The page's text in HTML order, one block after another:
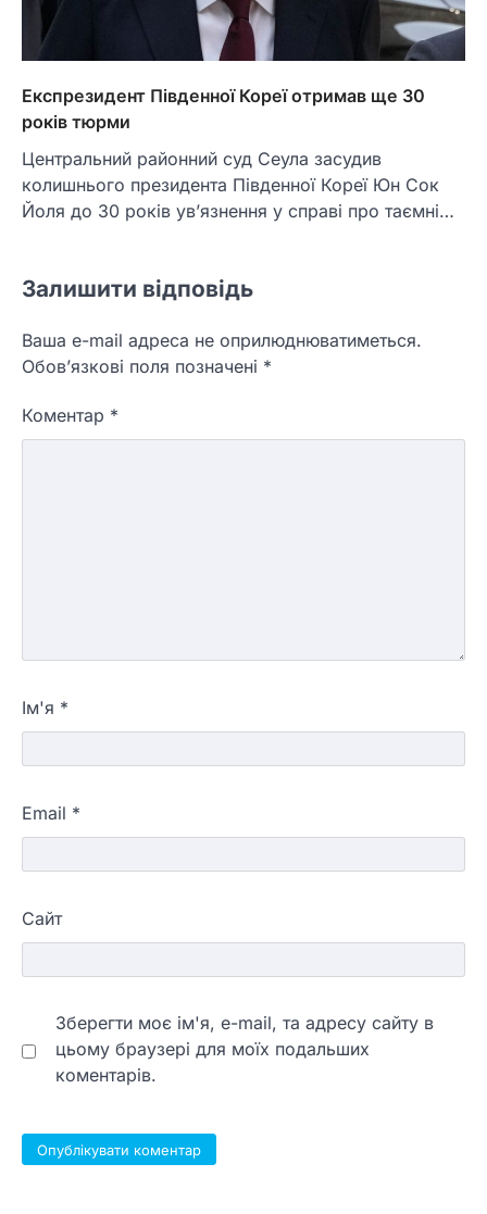
Експрезидент Південної Кореї отримав ще 30
років тюрми
Центральний районний суд Сеула засудив
колишнього президента Південної Кореї Юн Сок
Йоля до 30 років ув’язнення у справі про таємні…
Залишити відповідь
Ваша e-mail адреса не оприлюднюватиметься.
Обов’язкові поля позначені *
Коментар *
Ім'я *
Email *
Сайт
Зберегти моє ім'я, e-mail, та адресу сайту в
цьому браузері для моїх подальших
коментарів.